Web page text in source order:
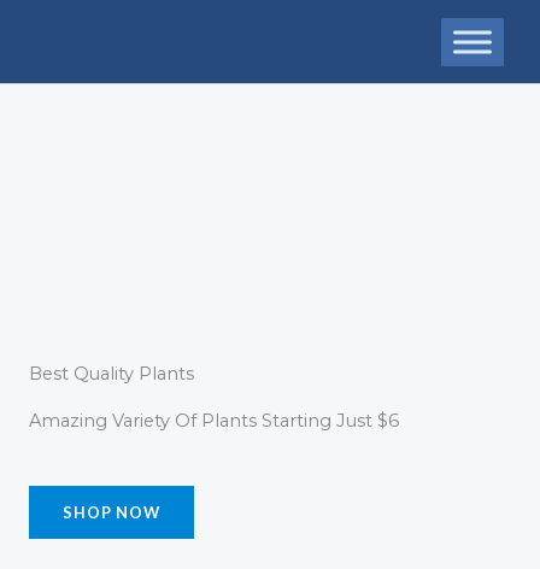
contenido
Best Quality Plants
Amazing Variety Of Plants Starting Just $6
SHOP NOW